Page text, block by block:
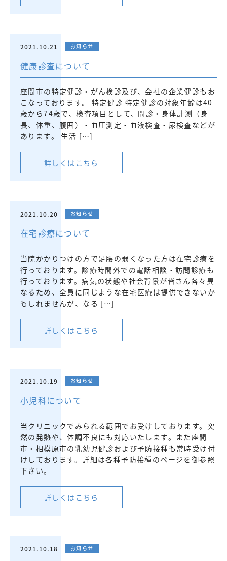
2021.10.21 お知らせ
健康診査について
座間市の特定健診・がん検診及び、会社の企業健診もお
こなっております。 特定健診 特定健診の対象年齢は40
歳から74歳で、検査項目として、問診・身体計測（身
長、体重、腹囲）・血圧測定・血液検査・尿検査などが
あります。 生活 […]
詳しくはこちら
2021.10.20 お知らせ
在宅診療について
当院かかりつけの方で足腰の弱くなった方は在宅診療を
行っております。診療時間外での電話相談・訪問診療も
行っております。病気の状態や社会背景が皆さん各々異
なるため、全員に同じような在宅医療は提供できないか
もしれませんが、なる […]
詳しくはこちら
2021.10.19 お知らせ
小児科について
当クリニックでみられる範囲でお受けしております。突
然の発熱や、体調不良にも対応いたします。また座間
市・相模原市の乳幼児健診および予防接種も常時受け付
けしております。詳細は各種予防接種のページを御参照
下さい。
詳しくはこちら
2021.10.18 お知らせ